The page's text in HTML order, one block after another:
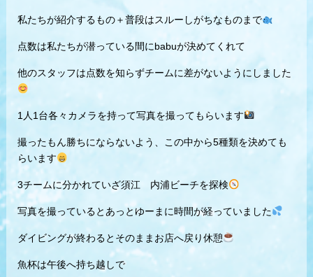
私たちが紹介するもの＋普段はスルーしがちなものまで
点数は私たちが潜っている間にbabuが決めてくれて
他のスタッフは点数を知らずチームに差がないようにしました
1人1台各々カメラを持って写真を撮ってもらいます
撮ったもん勝ちにならないよう、この中から5種類を決めても
らいます
3チームに分かれていざ須江 内浦ビーチを探検
写真を撮っているとあっとゆーまに時間が経っていました
ダイビングが終わるとそのままお店へ戻り休憩
魚杯は午後へ持ち越しで